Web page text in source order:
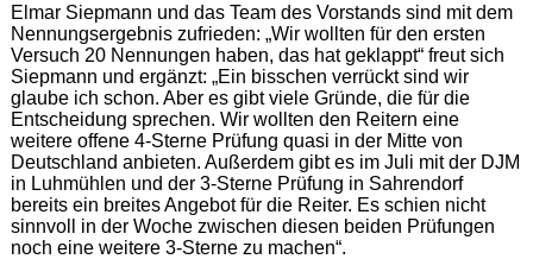
Elmar Siepmann und das Team des Vorstands sind mit dem
Nennungsergebnis zufrieden: „Wir wollten für den ersten
Versuch 20 Nennungen haben, das hat geklappt“ freut sich
Siepmann und ergänzt: „Ein bisschen verrückt sind wir
glaube ich schon. Aber es gibt viele Gründe, die für die
Entscheidung sprechen. Wir wollten den Reitern eine
weitere offene 4-Sterne Prüfung quasi in der Mitte von
Deutschland anbieten. Außerdem gibt es im Juli mit der DJM
in Luhmühlen und der 3-Sterne Prüfung in Sahrendorf
bereits ein breites Angebot für die Reiter. Es schien nicht
sinnvoll in der Woche zwischen diesen beiden Prüfungen
noch eine weitere 3-Sterne zu machen“.